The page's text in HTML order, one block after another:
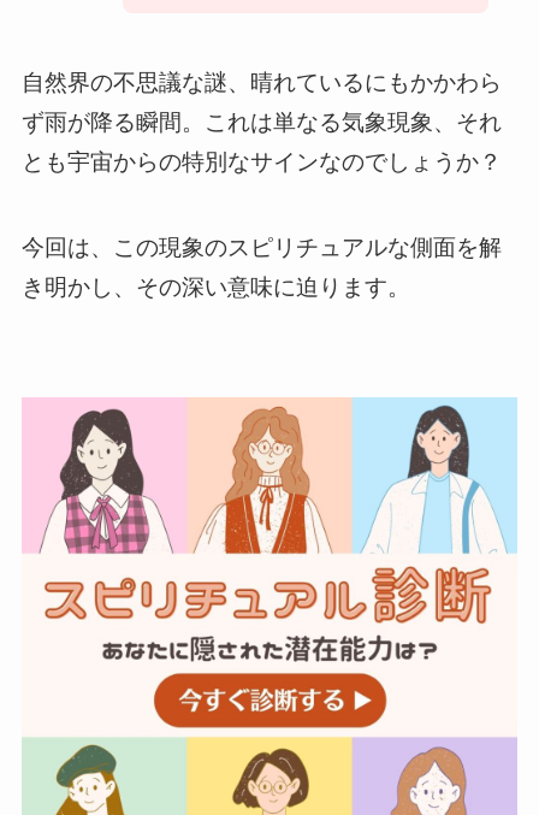
自然界の不思議な謎、晴れているにもかかわら
ず雨が降る瞬間。これは単なる気象現象、それ
とも宇宙からの特別なサインなのでしょうか？
今回は、この現象のスピリチュアルな側面を解
き明かし、その深い意味に迫ります。